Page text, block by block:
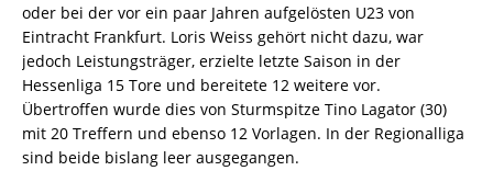
oder bei der vor ein paar Jahren aufgelösten U23 von
Eintracht Frankfurt. Loris Weiss gehört nicht dazu, war
jedoch Leistungsträger, erzielte letzte Saison in der
Hessenliga 15 Tore und bereitete 12 weitere vor.
Übertroffen wurde dies von Sturmspitze Tino Lagator (30)
mit 20 Treffern und ebenso 12 Vorlagen. In der Regionalliga
sind beide bislang leer ausgegangen.